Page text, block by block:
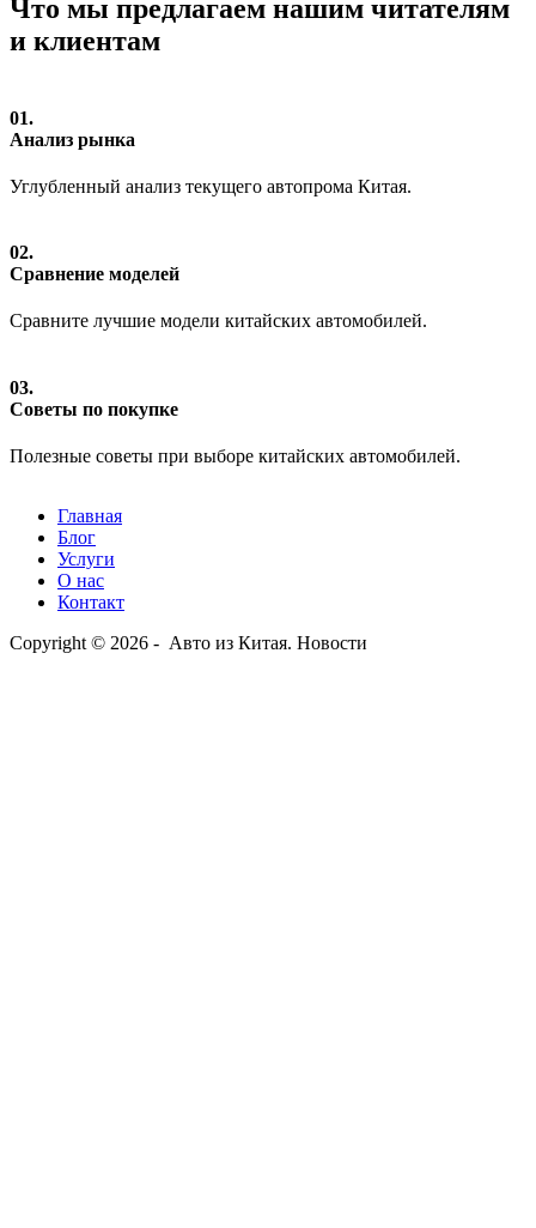
Что мы предлагаем нашим читателям
и клиентам
01.
Анализ рынка
Углубленный анализ текущего автопрома Китая.
02.
Сравнение моделей
Сравните лучшие модели китайских автомобилей.
03.
Советы по покупке
Полезные советы при выборе китайских автомобилей.
Главная
Блог
Услуги
О нас
Контакт
Copyright © 2026 - Авто из Китая. Новости